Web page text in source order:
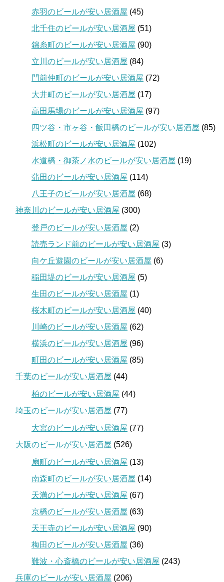
赤羽のビールが安い居酒屋 (45)
北千住のビールが安い居酒屋 (51)
錦糸町のビールが安い居酒屋 (90)
立川のビールが安い居酒屋 (84)
門前仲町のビールが安い居酒屋 (72)
大井町のビールが安い居酒屋 (17)
高田馬場のビールが安い居酒屋 (97)
四ツ谷・市ヶ谷・飯田橋のビールが安い居酒屋 (85)
浜松町のビールが安い居酒屋 (102)
水道橋・御茶ノ水のビールが安い居酒屋 (19)
蒲田のビールが安い居酒屋 (114)
八王子のビールが安い居酒屋 (68)
神奈川のビールが安い居酒屋 (300)
登戸のビールが安い居酒屋 (2)
読売ランド前のビールが安い居酒屋 (3)
向ケ丘遊園のビールが安い居酒屋 (6)
稲田堤のビールが安い居酒屋 (5)
生田のビールが安い居酒屋 (1)
桜木町のビールが安い居酒屋 (40)
川崎のビールが安い居酒屋 (62)
横浜のビールが安い居酒屋 (96)
町田のビールが安い居酒屋 (85)
千葉のビールが安い居酒屋 (44)
柏のビールが安い居酒屋 (44)
埼玉のビールが安い居酒屋 (77)
大宮のビールが安い居酒屋 (77)
大阪のビールが安い居酒屋 (526)
扇町のビールが安い居酒屋 (13)
南森町のビールが安い居酒屋 (14)
天満のビールが安い居酒屋 (67)
京橋のビールが安い居酒屋 (63)
天王寺のビールが安い居酒屋 (90)
梅田のビールが安い居酒屋 (36)
難波・心斎橋のビールが安い居酒屋 (243)
兵庫のビールが安い居酒屋 (206)